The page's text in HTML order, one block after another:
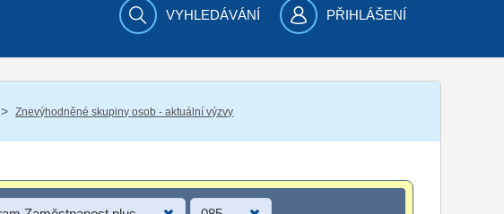
VYHLEDÁVÁNÍ PŘIHLÁŠENÍ
/ Znevýhodněné skupiny osob - aktuální výzvy